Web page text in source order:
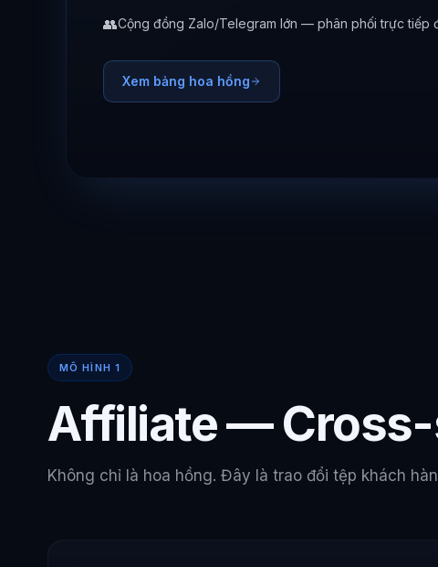
👥Cộng đồng Zalo/Telegram lớn — phân phối trực tiếp
Xem bảng hoa hồng
MÔ HÌNH 1
Affiliate —
Không chỉ là hoa hồng. Đây là trao đổi tệp khách